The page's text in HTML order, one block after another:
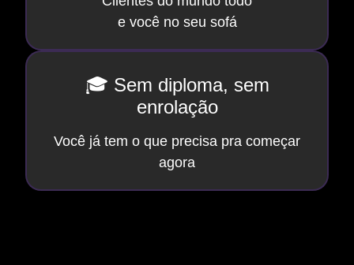
e você no seu sofá
🎓 Sem diploma, sem
enrolação
Você já tem o que precisa pra começar
agora